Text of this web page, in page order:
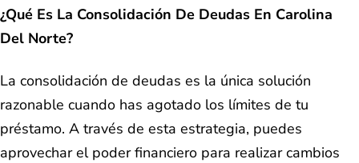
¿Qué Es La Consolidación De Deudas En Carolina
Del Norte?
La consolidación de deudas es la única solución
razonable cuando has agotado los límites de tu
préstamo. A través de esta estrategia, puedes
aprovechar el poder financiero para realizar cambios